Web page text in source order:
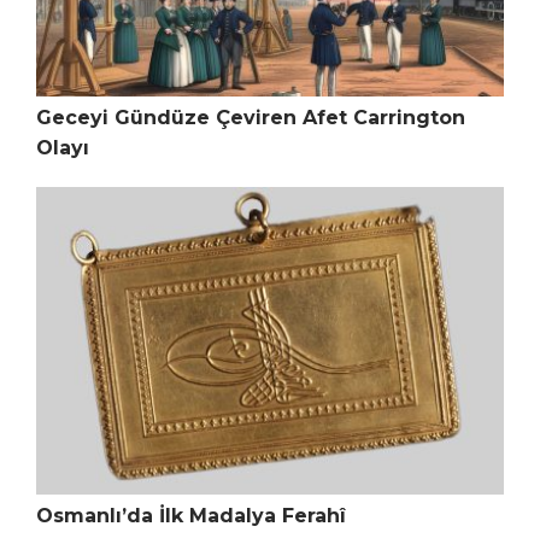
Geceyi Gündüze Çeviren Afet Carrington
Olayı
Osmanlı’da İlk Madalya Ferahî